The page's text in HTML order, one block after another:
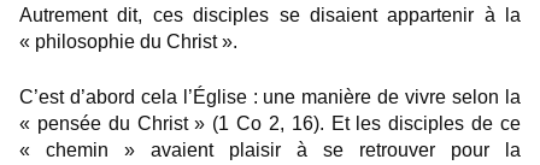
Autrement dit, ces disciples se disaient appartenir à la
« philosophie du Christ ».
C’est d’abord cela l’Église : une manière de vivre selon la
« pensée du Christ » (1 Co 2, 16). Et les disciples de ce
« chemin » avaient plaisir à se retrouver pour la